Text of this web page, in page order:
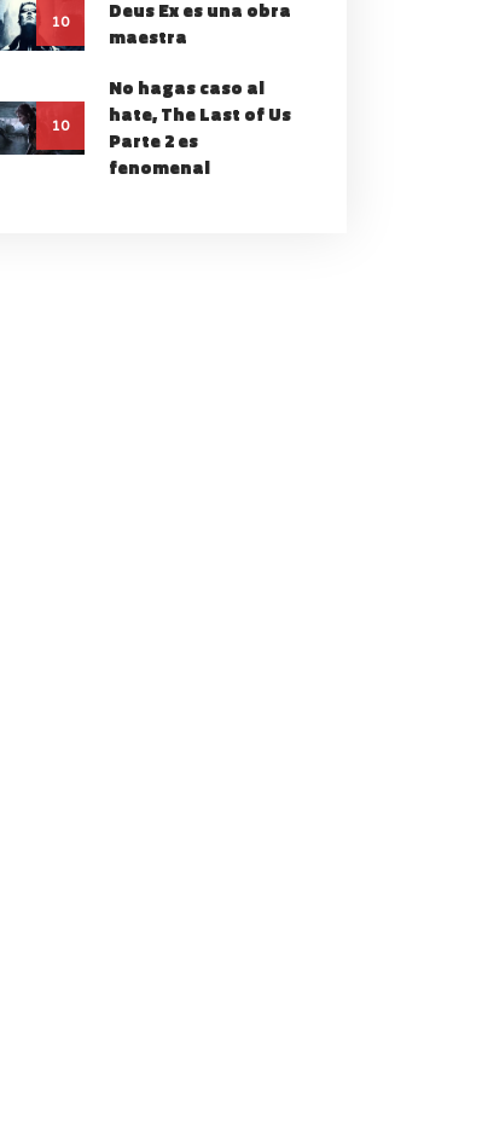
10
Deus Ex es una obra
maestra
10
No hagas caso al
hate, The Last of Us
Parte 2 es
fenomenal